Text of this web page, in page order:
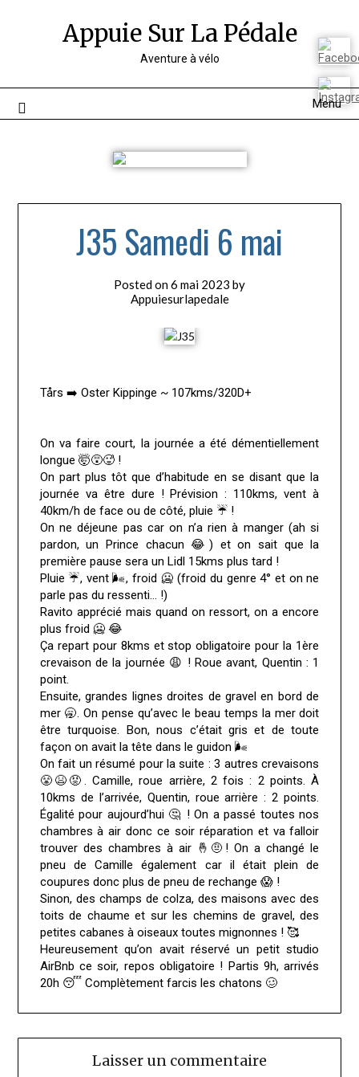
Appuie Sur La Pédale
Aventure à vélo
Menu
J35 Samedi 6 mai
Posted on6 mai 2023 by
Appuiesurlapedale
Tårs ➡️ Oster Kippinge ~ 107kms/320D+
On va faire court, la journée a été démentiellement
longue 🤯😵🥵 !
On part plus tôt que d’habitude en se disant que la
journée va être dure ! Prévision : 110kms, vent à
40km/h de face ou de côté, pluie ☔ !
On ne déjeune pas car on n’a rien à manger (ah si
pardon, un Prince chacun 😂) et on sait que la
première pause sera un Lidl 15kms plus tard !
Pluie ☔, vent 🌬️, froid 🥶 (froid du genre 4° et on ne
parle pas du ressenti… !)
Ravito apprécié mais quand on ressort, on a encore
plus froid 🥶 😂
Ça repart pour 8kms et stop obligatoire pour la 1ère
crevaison de la journée 😩 ! Roue avant, Quentin : 1
point.
Ensuite, grandes lignes droites de gravel en bord de
mer 🥱. On pense qu’avec le beau temps la mer doit
être turquoise. Bon, nous c’était gris et de toute
façon on avait la tête dans le guidon 🌬️
On fait un résumé pour la suite : 3 autres crevaisons
😤😫😡. Camille, roue arrière, 2 fois : 2 points. À
10kms de l’arrivée, Quentin, roue arrière : 2 points.
Égalité pour aujourd’hui 🤔 ! On a passé toutes nos
chambres à air donc ce soir réparation et va falloir
trouver des chambres à air 🤞🤨! On a changé le
pneu de Camille également car il était plein de
coupures donc plus de pneu de rechange 😱 !
Sinon, des champs de colza, des maisons avec des
toits de chaume et sur les chemins de gravel, des
petites cabanes à oiseaux toutes mignonnes ! 🥰
Heureusement qu’on avait réservé un petit studio
AirBnb ce soir, repos obligatoire ! Partis 9h, arrivés
20h 😴 Complètement farcis les chatons 🥴
Laisser un commentaire